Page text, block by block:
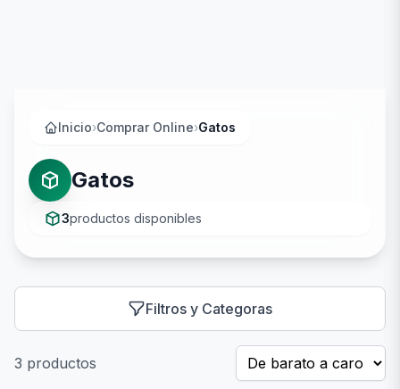
Inicio›Comprar Online›Gatos
Gatos
3productos disponibles
Filtros y Categoras
3 productos